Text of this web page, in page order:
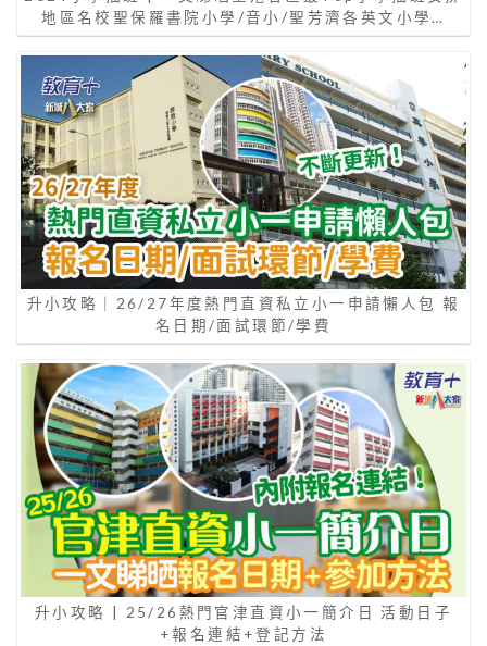
地區名校聖保羅書院小學/音小/聖芳濟各英文小學…
升小攻略｜26/27年度熱門直資私立小一申請懶人包 報
名日期/面試環節/學費
升小攻略 | 25/26熱門官津直資小一簡介日 活動日子
+報名連結+登記方法